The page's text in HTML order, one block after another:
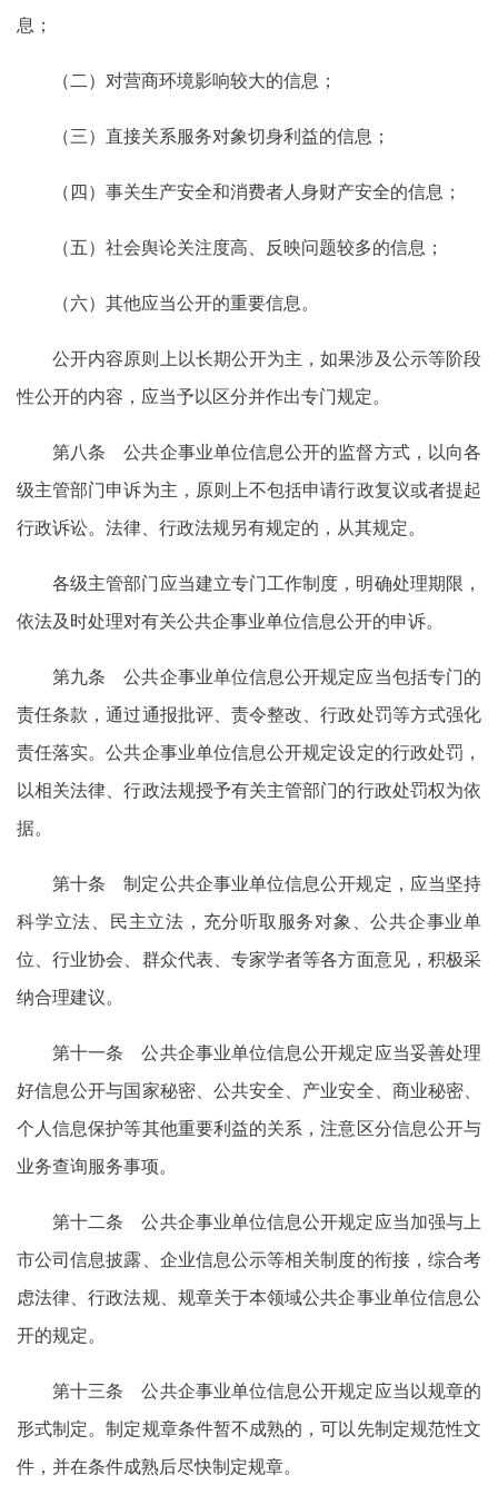
息；
（二）对营商环境影响较大的信息；
（三）直接关系服务对象切身利益的信息；
（四）事关生产安全和消费者人身财产安全的信息；
（五）社会舆论关注度高、反映问题较多的信息；
（六）其他应当公开的重要信息。
公开内容原则上以长期公开为主，如果涉及公示等阶段
性公开的内容，应当予以区分并作出专门规定。
第八条 公共企事业单位信息公开的监督方式，以向各
级主管部门申诉为主，原则上不包括申请行政复议或者提起
行政诉讼。法律、行政法规另有规定的，从其规定。
各级主管部门应当建立专门工作制度，明确处理期限，
依法及时处理对有关公共企事业单位信息公开的申诉。
第九条 公共企事业单位信息公开规定应当包括专门的
责任条款，通过通报批评、责令整改、行政处罚等方式强化
责任落实。公共企事业单位信息公开规定设定的行政处罚，
以相关法律、行政法规授予有关主管部门的行政处罚权为依
据。
第十条 制定公共企事业单位信息公开规定，应当坚持
科学立法、民主立法，充分听取服务对象、公共企事业单
位、行业协会、群众代表、专家学者等各方面意见，积极采
纳合理建议。
第十一条 公共企事业单位信息公开规定应当妥善处理
好信息公开与国家秘密、公共安全、产业安全、商业秘密、
个人信息保护等其他重要利益的关系，注意区分信息公开与
业务查询服务事项。
第十二条 公共企事业单位信息公开规定应当加强与上
市公司信息披露、企业信息公示等相关制度的衔接，综合考
虑法律、行政法规、规章关于本领域公共企事业单位信息公
开的规定。
第十三条 公共企事业单位信息公开规定应当以规章的
形式制定。制定规章条件暂不成熟的，可以先制定规范性文
件，并在条件成熟后尽快制定规章。